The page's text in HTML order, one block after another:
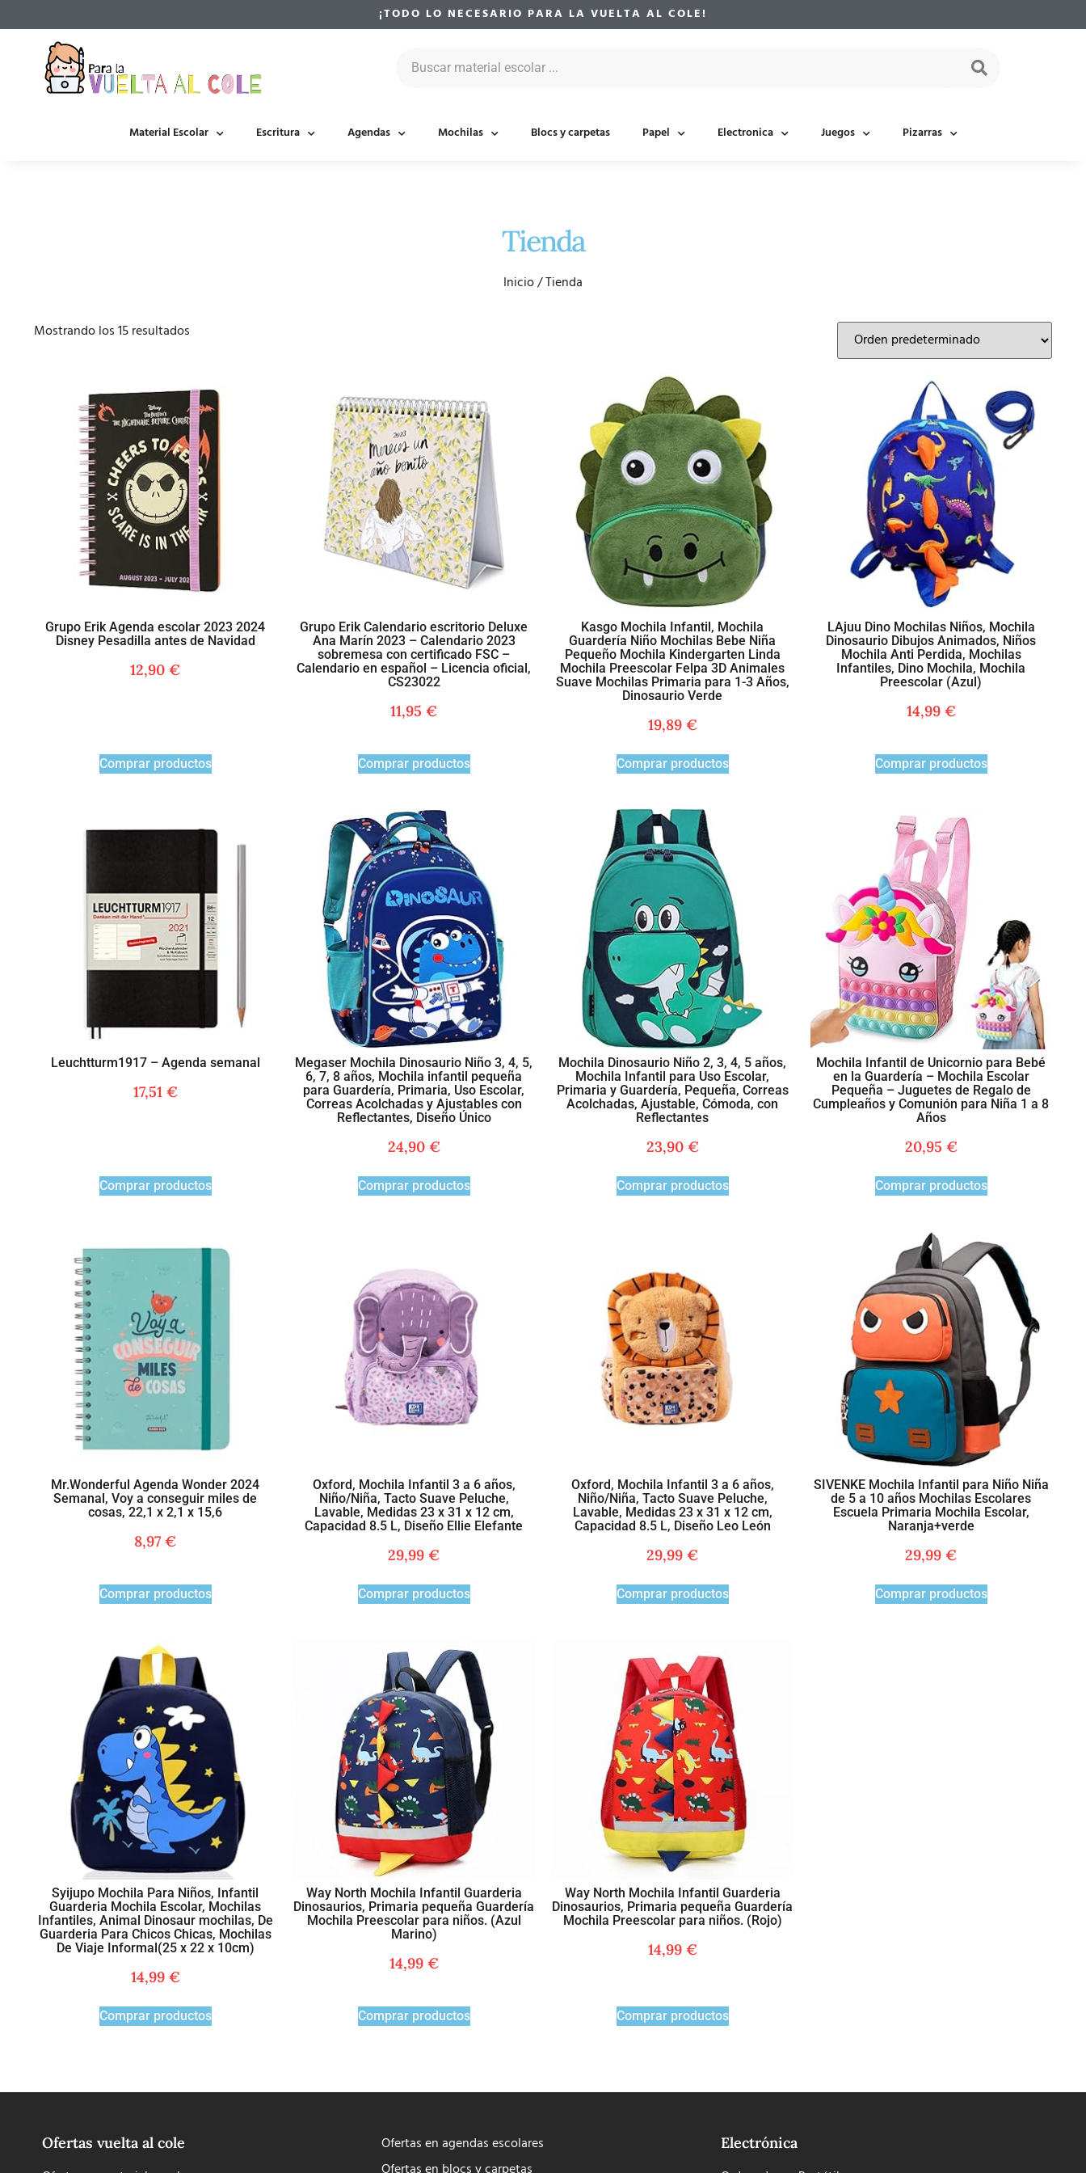
¡TODO LO NECESARIO PARA LA VUELTA AL COLE!
Material Escolar Escritura Agendas Mochilas Blocs y carpetas Papel Electronica Juegos Pizarras
Tienda
Inicio/ Tienda
Mostrando los 15 resultados
Grupo Erik Agenda escolar 2023 2024
Disney Pesadilla antes de Navidad
12,90 €
Comprar productos
Grupo Erik Calendario escritorio Deluxe
Ana Marín 2023 – Calendario 2023
sobremesa con certificado FSC –
Calendario en español – Licencia oficial,
CS23022
11,95 €
Comprar productos
Kasgo Mochila Infantil, Mochila
Guardería Niño Mochilas Bebe Niña
Pequeño Mochila Kindergarten Linda
Mochila Preescolar Felpa 3D Animales
Suave Mochilas Primaria para 1-3 Años,
Dinosaurio Verde
19,89 €
Comprar productos
LAjuu Dino Mochilas Niños, Mochila
Dinosaurio Dibujos Animados, Niños
Mochila Anti Perdida, Mochilas
Infantiles, Dino Mochila, Mochila
Preescolar (Azul)
14,99 €
Comprar productos
Leuchtturm1917 – Agenda semanal
17,51 €
Comprar productos
Megaser Mochila Dinosaurio Niño 3, 4, 5,
6, 7, 8 años, Mochila infantil pequeña
para Guardería, Primaria, Uso Escolar,
Correas Acolchadas y Ajustables con
Reflectantes, Diseño Único
24,90 €
Comprar productos
Mochila Dinosaurio Niño 2, 3, 4, 5 años,
Mochila Infantil para Uso Escolar,
Primaria y Guardería, Pequeña, Correas
Acolchadas, Ajustable, Cómoda, con
Reflectantes
23,90 €
Comprar productos
Mochila Infantil de Unicornio para Bebé
en la Guardería – Mochila Escolar
Pequeña – Juguetes de Regalo de
Cumpleaños y Comunión para Niña 1 a 8
Años
20,95 €
Comprar productos
Mr.Wonderful Agenda Wonder 2024
Semanal, Voy a conseguir miles de
cosas, 22,1 x 2,1 x 15,6
8,97 €
Comprar productos
Oxford, Mochila Infantil 3 a 6 años,
Niño/Niña, Tacto Suave Peluche,
Lavable, Medidas 23 x 31 x 12 cm,
Capacidad 8.5 L, Diseño Ellie Elefante
29,99 €
Comprar productos
Oxford, Mochila Infantil 3 a 6 años,
Niño/Niña, Tacto Suave Peluche,
Lavable, Medidas 23 x 31 x 12 cm,
Capacidad 8.5 L, Diseño Leo León
29,99 €
Comprar productos
SIVENKE Mochila Infantil para Niño Niña
de 5 a 10 años Mochilas Escolares
Escuela Primaria Mochila Escolar,
Naranja+verde
29,99 €
Comprar productos
Syijupo Mochila Para Niños, Infantil
Guarderia Mochila Escolar, Mochilas
Infantiles, Animal Dinosaur mochilas, De
Guarderia Para Chicos Chicas, Mochilas
De Viaje Informal(25 x 22 x 10cm)
14,99 €
Comprar productos
Way North Mochila Infantil Guarderia
Dinosaurios, Primaria pequeña Guardería
Mochila Preescolar para niños. (Azul
Marino)
14,99 €
Comprar productos
Way North Mochila Infantil Guarderia
Dinosaurios, Primaria pequeña Guardería
Mochila Preescolar para niños. (Rojo)
14,99 €
Comprar productos
Ofertas vuelta al cole
Ofertas en agendas escolares
Electrónica